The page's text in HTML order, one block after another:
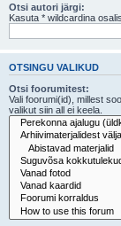
Otsi autori järgi:
Kasuta * wildcardina
OTSINGU VALIKUD
Otsi foorumitest:
Vali foorumi(id), millest
valikut siin all ei keela.